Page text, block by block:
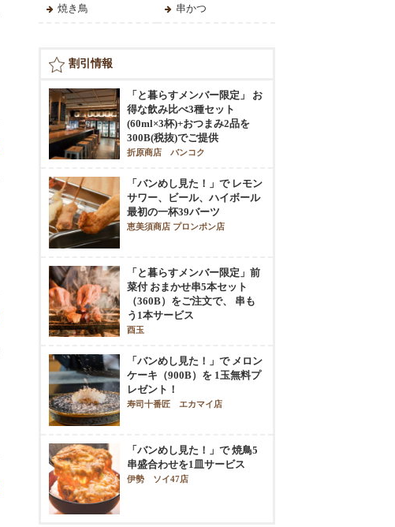
焼き鳥 串かつ
割引情報
「と暮らすメンバー限定」 お
得な飲み比べ3種セット
(60ml×3杯)+おつまみ2品を
300B(税抜)でご提供
折原商店 バンコク
「バンめし見た！」で レモン
サワー、ビール、ハイボール
最初の一杯39バーツ
恵美須商店 プロンポン店
「と暮らすメンバー限定」前
菜付 おまかせ串5本セット
（360B）をご注文で、 串も
う1本サービス
酉玉
「バンめし見た！」で メロン
ケーキ（900B）を 1玉無料プ
レゼント！
寿司十番匠 エカマイ店
「バンめし見た！」で 焼鳥5
串盛合わせを1皿サービス
伊勢 ソイ47店